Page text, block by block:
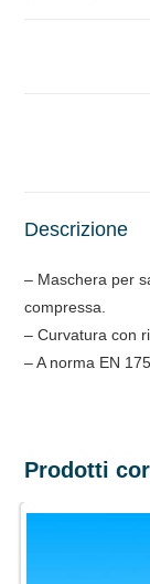
Descrizione
– Maschera per
compressa.
– Curvatura con
– A norma EN 175
Prodotti